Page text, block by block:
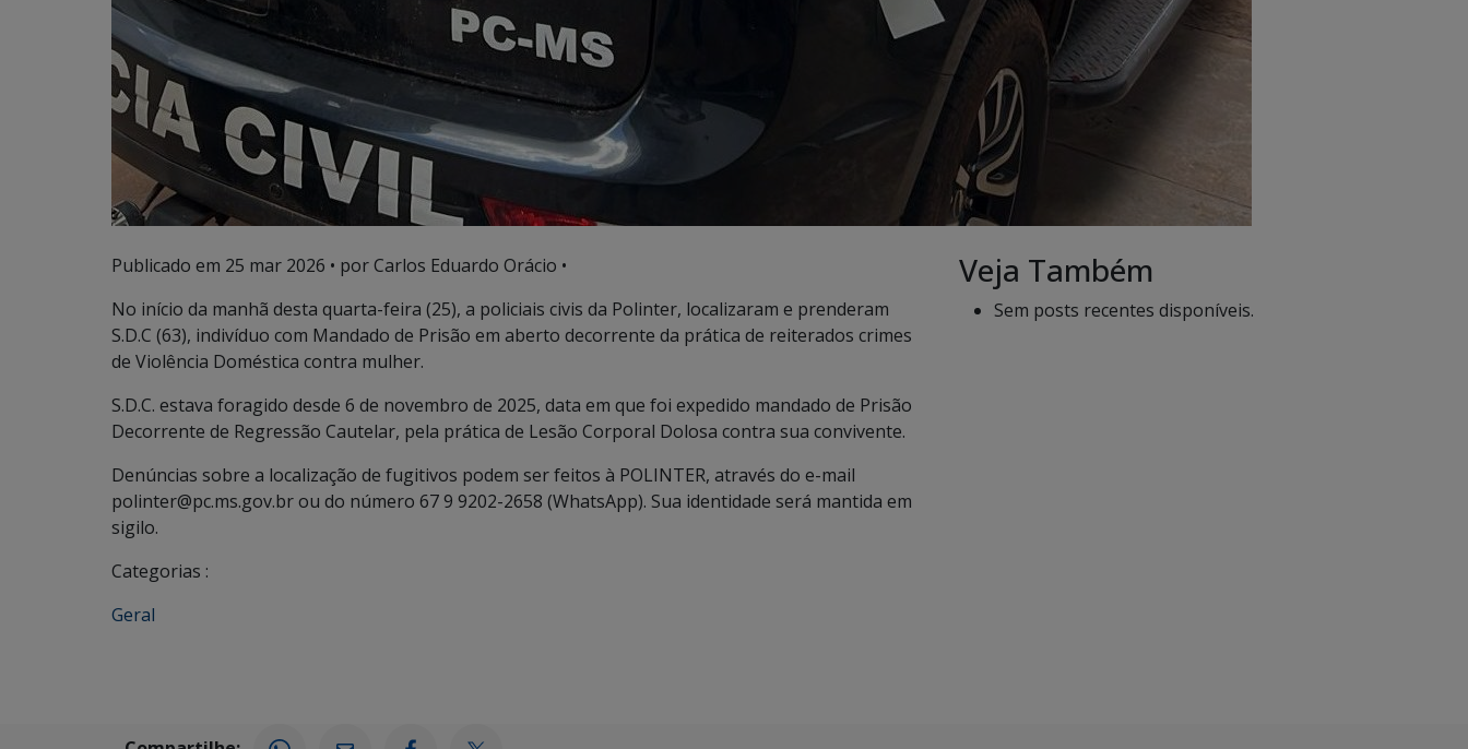
Publicado em 25 mar 2026 • por Carlos Eduardo Orácio •
No início da manhã desta quarta-feira (25), a policiais civis da Polinter, localizaram e prenderam
S.D.C (63), indivíduo com Mandado de Prisão em aberto decorrente da prática de reiterados crimes
de Violência Doméstica contra mulher.
S.D.C. estava foragido desde 6 de novembro de 2025, data em que foi expedido mandado de Prisão
Decorrente de Regressão Cautelar, pela prática de Lesão Corporal Dolosa contra sua convivente.
Denúncias sobre a localização de fugitivos podem ser feitos à POLINTER, através do e-mail
polinter@pc.ms.gov.br ou do número 67 9 9202-2658 (WhatsApp). Sua identidade será mantida em
sigilo.
Categorias :
Geral
Veja Também
Sem posts recentes disponíveis.